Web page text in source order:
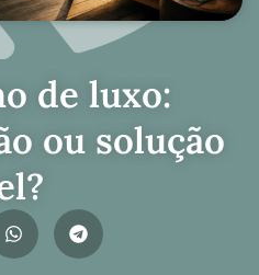
de luxo:
ou solução